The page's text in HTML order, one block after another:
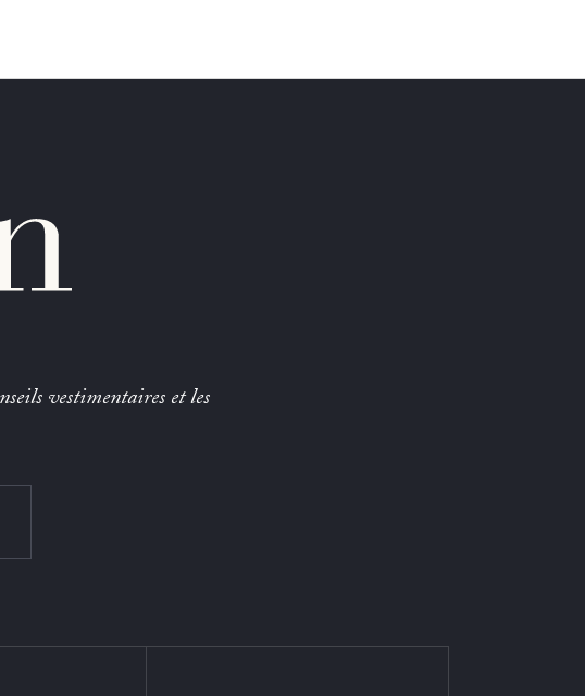
vestimentaires et les